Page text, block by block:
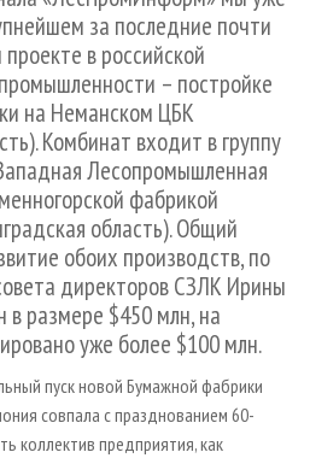
ПЛИТ
за последние почти
в российской
– постройке
на Неманском ЦБК
Комбинат входит в группу
Лесопромышленная
фабрикой
область). Общий
обоих производств, по
директоров СЗЛК Ирины
в размере $450 млн, на
уже более $100 млн.
пуск новой Бумажной фабрики
совпала с празднованием 60-
коллектив предприятия, как